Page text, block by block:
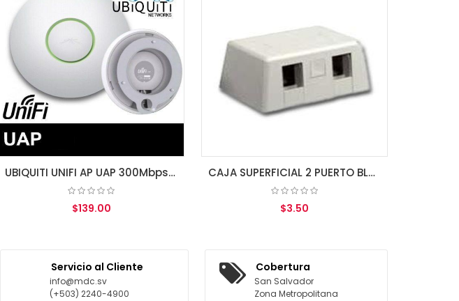
UBIQUITI UNIFI AP UAP 300Mbps Wireless ACCESS POINT BRIDGE 11b/g/n ENTERPRISE Wi-Fi CAJA SUPERFICIAL 2 PUERTO BLANCA LINKBASIC
Servicio al Cliente
info@mdc.sv
(+503) 2240-4900
Cobertura
San Salvador
Zona Metropolitana